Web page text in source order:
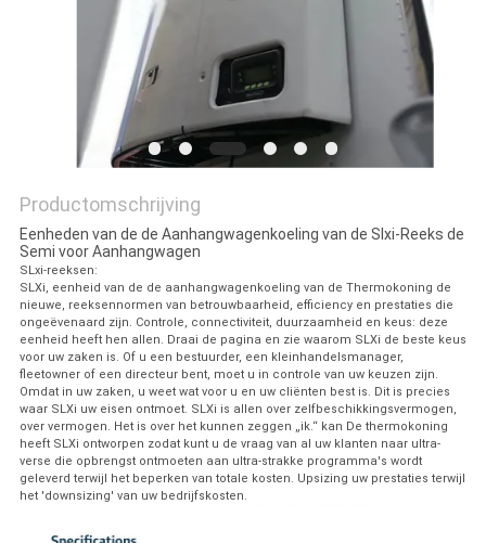
Productomschrijving
Eenheden van de de Aanhangwagenkoeling van de Slxi-Reeks de
Semi voor Aanhangwagen
SLxi-reeksen:
SLXi, eenheid van de de aanhangwagenkoeling van de Thermokoning de
nieuwe, reeksennormen van betrouwbaarheid, efficiency en prestaties die
ongeëvenaard zijn. Controle, connectiviteit, duurzaamheid en keus: deze
eenheid heeft hen allen. Draai de pagina en zie waarom SLXi de beste keus
voor uw zaken is. Of u een bestuurder, een kleinhandelsmanager,
fleetowner of een directeur bent, moet u in controle van uw keuzen zijn.
Omdat in uw zaken, u weet wat voor u en uw cliënten best is. Dit is precies
waar SLXi uw eisen ontmoet. SLXi is allen over zelfbeschikkingsvermogen,
over vermogen. Het is over het kunnen zeggen „ik.“ kan De thermokoning
heeft SLXi ontworpen zodat kunt u de vraag van al uw klanten naar ultra-
verse die opbrengst ontmoeten aan ultra-strakke programma's wordt
geleverd terwijl het beperken van totale kosten. Upsizing uw prestaties terwijl
het 'downsizing' van uw bedrijfskosten.